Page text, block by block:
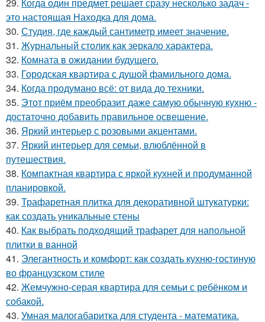
29. Когда один предмет решает сразу несколько задач -
это настоящая Находка для дома.
30. Студия, где каждый сантиметр имеет значение.
31. Журнальный столик как зеркало характера.
32. Комната в ожидании будущего.
33. Городская квартира с душой фамильного дома.
34. Когда продумано всё: от вида до техники.
35. Этот приём преобразит даже самую обычную кухню -
достаточно добавить правильное освещение.
36. Яркий интерьер с розовыми акцентами.
37. Яркий интерьер для семьи, влюблённой в
путешествия.
38. Компактная квартира с яркой кухней и продуманной
планировкой.
39. Трафаретная плитка для декоративной штукатурки:
как создать уникальные стены
40. Как выбрать подходящий трафарет для напольной
плитки в ванной
41. Элегантность и комфорт: как создать кухню-гостиную
во французском стиле
42. Жемчужно-серая квартира для семьи с ребёнком и
собакой.
43. Умная малогабаритка для студента - математика.